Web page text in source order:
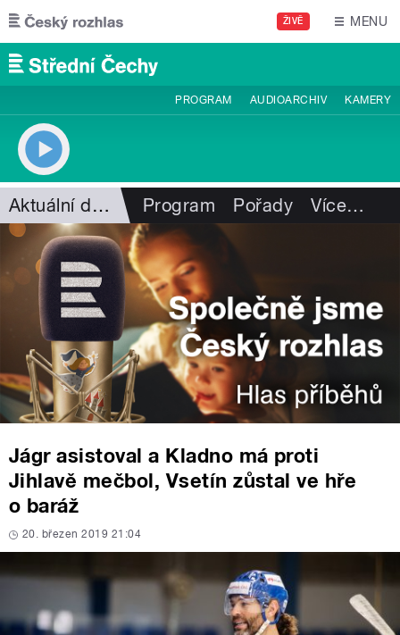
Přejít k hlavnímu obsahu
ŽIVĚ MENU
PROGRAM AUDIOARCHIV KAMERY
Aktuální dění Program Pořady Více…
Jágr asistoval a Kladno má proti
Jihlavě mečbol, Vsetín zůstal ve hře
o baráž
20. březen 2019 21:04